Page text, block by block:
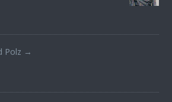
Polz →